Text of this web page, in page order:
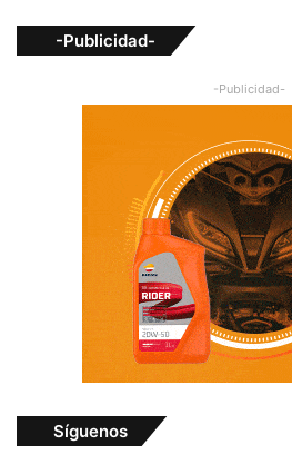
-Publicidad-
-Publicidad-
Síguenos